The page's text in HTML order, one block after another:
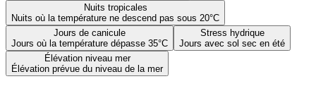
Nuits tropicales
Nuits où la température ne descend pas sous 20°C
Jours de canicule
Jours où la température dépasse 35°C
Stress hydrique
Jours avec sol sec en été
Élévation niveau mer
Élévation prévue du niveau de la mer